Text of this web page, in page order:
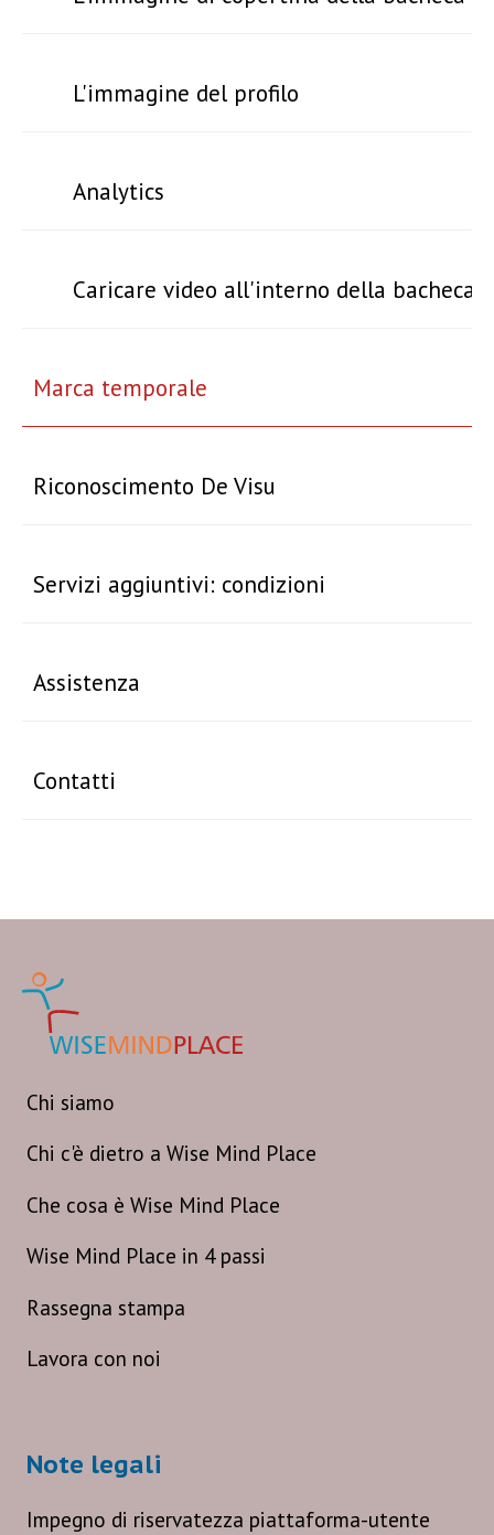
L'immagine del profilo
Analytics
Caricare video all'interno della bacheca
Marca temporale
Riconoscimento De Visu
Servizi aggiuntivi: condizioni
Assistenza
Contatti
Chi siamo
Chi c'è dietro a Wise Mind Place
Che cosa è Wise Mind Place
Wise Mind Place in 4 passi
Rassegna stampa
Lavora con noi
Note legali
Impegno di riservatezza piattaforma-utente